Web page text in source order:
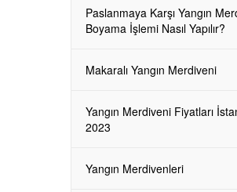
Paslanmaya Karşı Yangın
Boyama İşlemi Nasıl Yapılır?
Makaralı Yangın Merdiveni
Yangın Merdiveni Fiyatları
2023
Yangın Merdivenleri